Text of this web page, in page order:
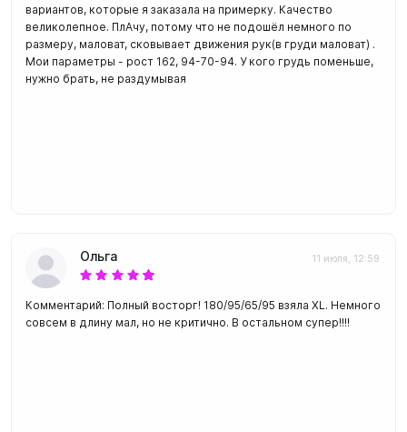
вариантов, которые я заказала на примерку. Качество
великолепное. ПлАчу, потому что не подошёл немного по
размеру, маловат, сковывает движения рук(в груди маловат) .
Мои параметры - рост 162, 94-70-94. У кого грудь поменьше,
нужно брать, не раздумывая
Ольга 11 июля, 12:59
Комментарий: Полный восторг! 180/95/65/95 взяла XL. Немного
совсем в длину мал, но не критично. В остальном супер!!!!